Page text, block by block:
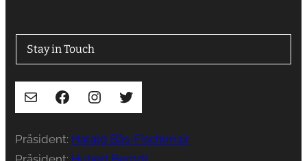
Stay in Touch
E-Mail Facebook Instagram Twitter
Präsident: Harald Bäs-Fischlmair